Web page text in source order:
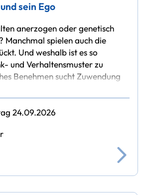
sein Ego
anerzogen oder genetisch
Manchmal spielen auch die
Und weshalb ist es so
und Verhaltensmuster zu
Benehmen sucht Zuwendung
24.09.2026